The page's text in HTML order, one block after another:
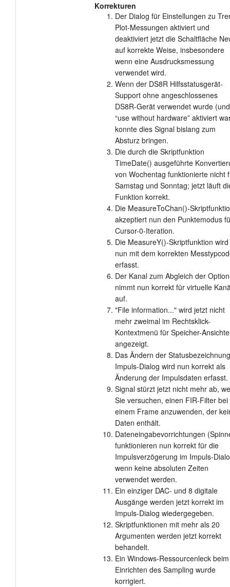
Korrekturen
Der Dialog für Einstellungen zu
Plot-Messungen aktiviert und
deaktiviert jetzt die Schaltfläche
auf korrekte Weise, insbesondere
wenn eine Ausdrucksmessung
verwendet wird.
Wenn der DS8R Hilfsstatusgerät-
Support ohne angeschlossenes
DS8R-Gerät verwendet wurde (und
“use without hardware” aktiviert
konnte dies Signal bislang zum
Absturz bringen.
Die durch die Skriptfunktion
TimeDate() ausgeführte
von Wochentag funktionierte nicht
Samstag und Sonntag; jetzt läuft
Funktion korrekt.
Die MeasureToChan()-
akzeptiert nun den Punktemodus
Cursor-0-Iteration.
Die MeasureY()-Skriptfunktion wird
nun mit dem korrekten
erfasst.
Der Kanal zum Abgleich der Option
nimmt nun korrekt für virtuelle
auf.
"File information..." wird jetzt nicht
mehr zweimal im Rechtsklick-
Kontextmenü für Speicher-
angezeigt.
Das Ändern der
Impuls-Dialog wird nun korrekt als
Änderung der Impulsdaten erfasst.
Signal stürzt jetzt nicht mehr ab,
Sie versuchen, einen FIR-Filter bei
einem Frame anzuwenden, der
Daten enthält.
Dateneingabevorrichtungen
funktionieren nun korrekt für die
Impulsverzögerung im Impuls-
wenn keine absoluten Zeiten
verwendet werden.
Ein einziger DAC- und 8 digitale
Ausgänge werden jetzt korrekt im
Impuls-Dialog wiedergegeben.
Skriptfunktionen mit mehr als 20
Argumenten werden jetzt korrekt
behandelt.
Ein Windows-Ressourcenleck beim
Einrichten des Sampling wurde
korrigiert.